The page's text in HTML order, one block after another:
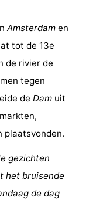
Amsterdam en
tot de 13e
de rivier de
tegen
de Dam uit
plaatsvonden.
gezichten
het bruisende
de dag